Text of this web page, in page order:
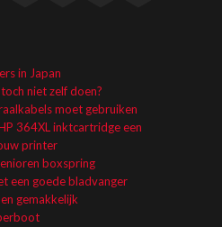
in Japan
niet zelf doen?
moet gebruiken
364XL inktcartridge een
printer
boxspring
een goede bladvanger
gemakkelijk